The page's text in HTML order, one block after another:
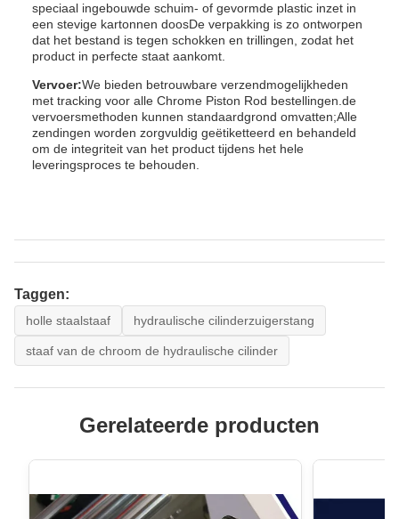
speciaal ingebouwde schuim- of gevormde plastic inzet in
een stevige kartonnen doosDe verpakking is zo ontworpen
dat het bestand is tegen schokken en trillingen, zodat het
product in perfecte staat aankomt.
Vervoer:We bieden betrouwbare verzendmogelijkheden
met tracking voor alle Chrome Piston Rod bestellingen.de
vervoersmethoden kunnen standaardgrond omvatten;Alle
zendingen worden zorgvuldig geëtiketteerd en behandeld
om de integriteit van het product tijdens het hele
leveringsproces te behouden.
Taggen:
holle staalstaaf hydraulische cilinderzuigerstang
staaf van de chroom de hydraulische cilinder
Gerelateerde producten